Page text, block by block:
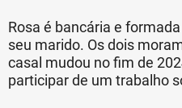
Rosa é bancária e
seu marido. Os dois
casal mudou no fim de
participar de um trabalho